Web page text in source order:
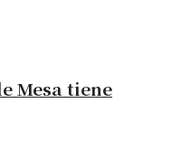
Mesa tiene